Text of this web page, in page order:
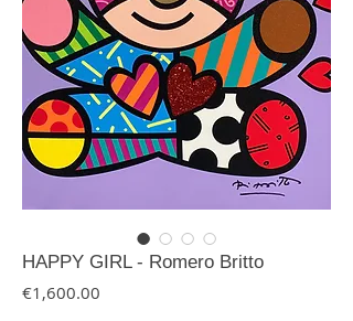
HAPPY GIRL - Romero Britto
€1,600.00